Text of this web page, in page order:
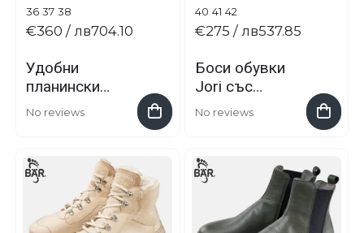
36 37 38
Удобни
планински
туристически
WANDERSTIEF
EL 2.0
No reviews
€360 / лв704.10
40 41 42
Боси обувки
Jori със
залепване
No reviews
€275 / лв537.85